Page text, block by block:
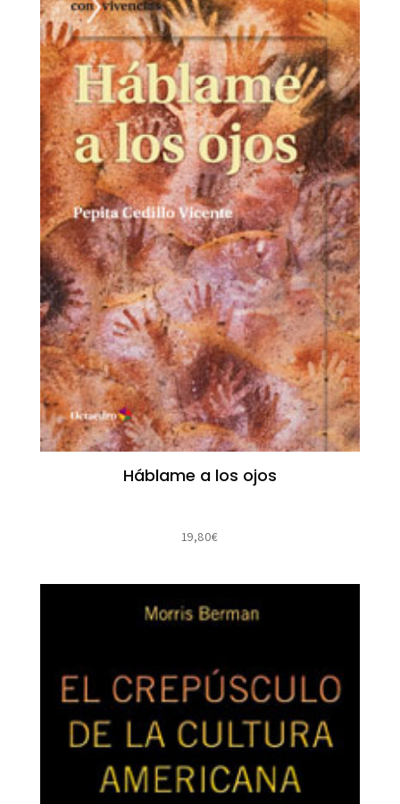
Háblame a los ojos
19,80€